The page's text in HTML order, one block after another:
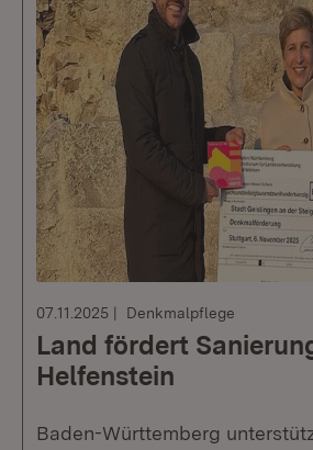
07.11.2025 Denkmalpflege
Land fördert
Helfenstein
Baden-Württemberg